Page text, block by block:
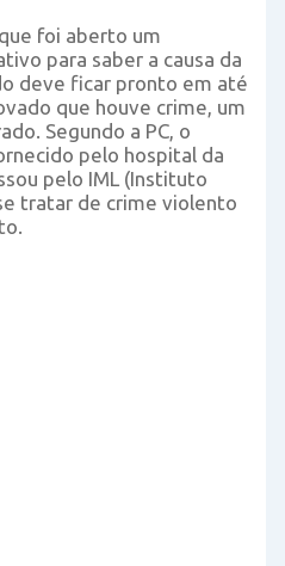
foi aberto um
para saber a causa da
deve ficar pronto em até
que houve crime, um
Segundo a PC, o
pelo hospital da
pelo IML (Instituto
tratar de crime violento